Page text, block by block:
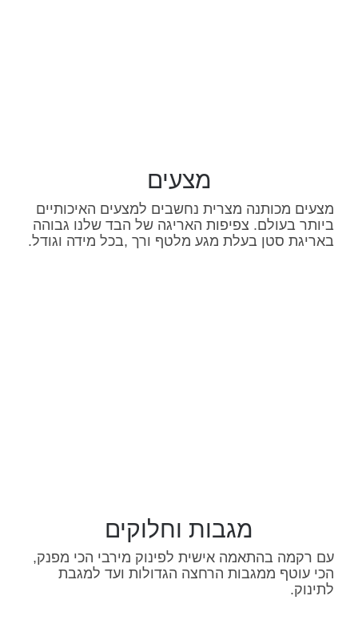
מצעים
מצעים מכותנה מצרית נחשבים למצעים האיכותיים
ביותר בעולם. צפיפות האריגה של הבד שלנו גבוהה
באריגת סטן בעלת מגע מלטף ורך ,בכל מידה וגודל.
מגבות וחלוקים
עם רקמה בהתאמה אישית לפינוק מירבי הכי מפנק,
הכי עוטף ממגבות הרחצה הגדולות ועד למגבת
לתינוק.